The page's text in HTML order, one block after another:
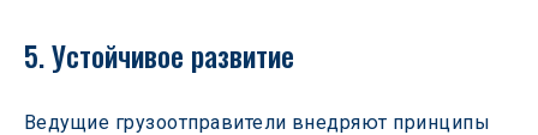
5. Устойчивое развитие
Ведущие грузоотправители внедряют принципы